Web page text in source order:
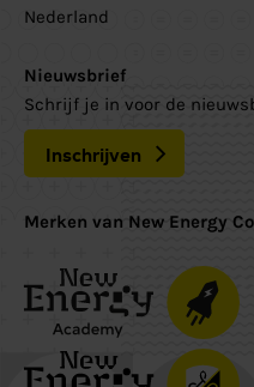
Nederland
Nieuwsbrief
Schrijf je in voor de
Inschrijven
Merken van New Energy